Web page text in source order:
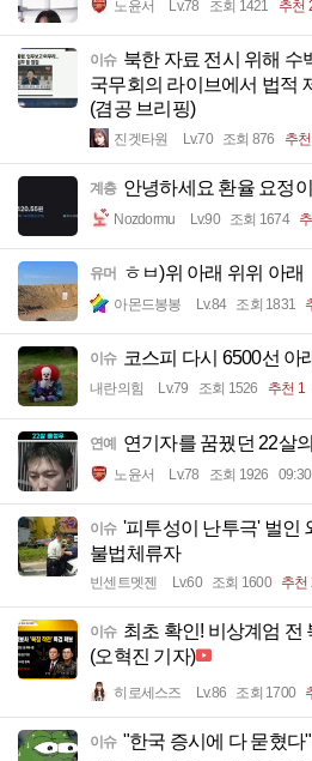
노윤서 Lv.78 조회 1421 추천
이슈 북한 자료 전시 위해 수
국무회의 라이브에서 법적
(겸공 브리핑)
진겟타원 Lv.70 조회 876 추
계층 안녕하세요 환율 요정
Nozdormu Lv.90 조회 1674
유머 ㅎㅂ)위 아래 위위 아래
아몬드봉봉 Lv.84 조회 1831
이슈 코스피 다시 6500선 아
내란의힘 Lv.79 조회 1526 추천 1
연예 연기자를 꿈꿨던 22살
노윤서 Lv.78 조회 1926 09:30
이슈 '피투성이 난투극' 벌인
불법체류자
빈센트멧젠 Lv.60 조회 1600 추천
이슈 최초 확인! 비상계엄 전
(오혁진 기자)
히로세스즈 Lv.86 조회 1700
이슈 "한국 증시에 다 묻혔